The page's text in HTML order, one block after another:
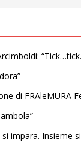
di FRAleMURA
impara. Insieme